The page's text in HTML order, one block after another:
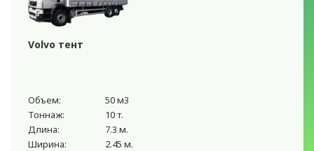
Volvo тент
Объем:
50 м3
Тоннаж:
10 т.
Длина:
7.3 м.
Ширина:
2.45 м.